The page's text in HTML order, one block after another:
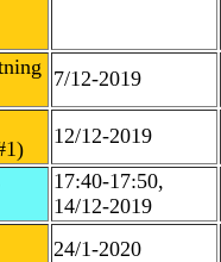
7/12-2019
12/12-2019
17:40-17:50,
14/12-2019
24/1-2020